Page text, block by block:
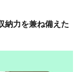
納力を兼ね備えた